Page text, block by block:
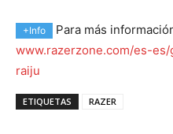
+Info
Para más
www.razerzone.com/es-
raiju
ETIQUETAS RAZER